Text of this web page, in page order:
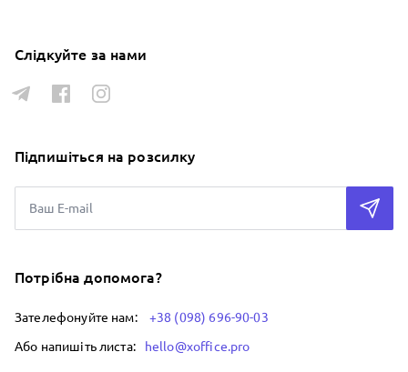
Слідкуйте за нами
Підпишіться на розсилку
Потрібна допомога?
Зателефонуйте нам:
+38 (098) 696-90-03
Або напишіть листа:
hello@xoffice.pro